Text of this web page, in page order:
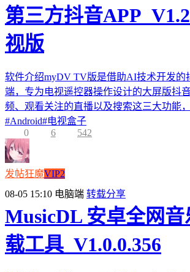
第三方抖音
视版
软件介绍myDV TV版是借助AI技术开发的
端，专为电视遥控器操作设计的大屏版抖
频、观看关注的直播以及搜索这三大功能
#Android#电视盒子
0
6 542
发帖狂魔VIP2
08-05 15:10 电脑端 转载分享
MusicDL 安卓全网
载工具_V1.0.0.356